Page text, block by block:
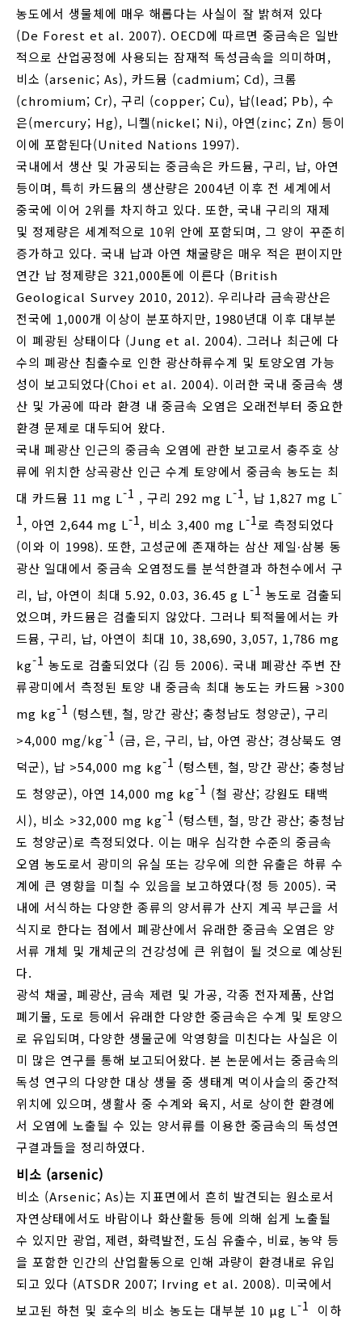
농도에서 생물체에 매우 해롭다는 사실이 잘 밝혀져 있다
(De Forest et al. 2007). OECD에 따르면 중금속은 일반
적으로 산업공정에 사용되는 잠재적 독성금속을 의미하며,
비소 (arsenic; As), 카드뮴 (cadmium; Cd), 크롬
(chromium; Cr), 구리 (copper; Cu), 납(lead; Pb), 수
은(mercury; Hg), 니켈(nickel; Ni), 아연(zinc; Zn) 등이
이에 포함된다(United Nations 1997).
국내에서 생산 및 가공되는 중금속은 카드뮴, 구리, 납, 아연
등이며, 특히 카드뮴의 생산량은 2004년 이후 전 세계에서
중국에 이어 2위를 차지하고 있다. 또한, 국내 구리의 재제
및 정제량은 세계적으로 10위 안에 포함되며, 그 양이 꾸준히
증가하고 있다. 국내 납과 아연 채굴량은 매우 적은 편이지만
연간 납 정제량은 321,000톤에 이른다 (British
Geological Survey 2010, 2012). 우리나라 금속광산은
전국에 1,000개 이상이 분포하지만, 1980년대 이후 대부분
이 폐광된 상태이다 (Jung et al. 2004). 그러나 최근에 다
수의 폐광산 침출수로 인한 광산하류수계 및 토양오염 가능
성이 보고되었다(Choi et al. 2004). 이러한 국내 중금속 생
산 및 가공에 따라 환경 내 중금속 오염은 오래전부터 중요한
환경 문제로 대두되어 왔다.
국내 폐광산 인근의 중금속 오염에 관한 보고로서 충주호 상
류에 위치한 상곡광산 인근 수계 토양에서 중금속 농도는 최
대 카드뮴 11 mg L-1 , 구리 292 mg L-1, 납 1,827 mg L-
1, 아연 2,644 mg L-1, 비소 3,400 mg L-1로 측정되었다
(이와 이 1998). 또한, 고성군에 존재하는 삼산 제일∙삼봉 동
광산 일대에서 중금속 오염정도를 분석한결과 하천수에서 구
리, 납, 아연이 최대 5.92, 0.03, 36.45 g L-1 농도로 검출되
었으며, 카드뮴은 검출되지 않았다. 그러나 퇴적물에서는 카
드뮴, 구리, 납, 아연이 최대 10, 38,690, 3,057, 1,786 mg
kg-1 농도로 검출되었다 (김 등 2006). 국내 폐광산 주변 잔
류광미에서 측정된 토양 내 중금속 최대 농도는 카드뮴 >300
mg kg-1 (텅스텐, 철, 망간 광산; 충청남도 청양군), 구리
>4,000 mg/kg-1 (금, 은, 구리, 납, 아연 광산; 경상북도 영
덕군), 납 >54,000 mg kg-1 (텅스텐, 철, 망간 광산; 충청남
도 청양군), 아연 14,000 mg kg-1 (철 광산; 강원도 태백
시), 비소 >32,000 mg kg-1 (텅스텐, 철, 망간 광산; 충청남
도 청양군)로 측정되었다. 이는 매우 심각한 수준의 중금속
오염 농도로서 광미의 유실 또는 강우에 의한 유출은 하류 수
계에 큰 영향을 미칠 수 있음을 보고하였다(정 등 2005). 국
내에 서식하는 다양한 종류의 양서류가 산지 계곡 부근을 서
식지로 한다는 점에서 폐광산에서 유래한 중금속 오염은 양
서류 개체 및 개체군의 건강성에 큰 위협이 될 것으로 예상된
다.
광석 채굴, 폐광산, 금속 제련 및 가공, 각종 전자제품, 산업
폐기물, 도로 등에서 유래한 다양한 중금속은 수계 및 토양으
로 유입되며, 다양한 생물군에 악영향을 미친다는 사실은 이
미 많은 연구를 통해 보고되어왔다. 본 논문에서는 중금속의
독성 연구의 다양한 대상 생물 중 생태계 먹이사슬의 중간적
위치에 있으며, 생활사 중 수계와 육지, 서로 상이한 환경에
서 오염에 노출될 수 있는 양서류를 이용한 중금속의 독성연
구결과들을 정리하였다.
비소 (arsenic)
비소 (Arsenic; As)는 지표면에서 흔히 발견되는 원소로서
자연상태에서도 바람이나 화산활동 등에 의해 쉽게 노출될
수 있지만 광업, 제련, 화력발전, 도심 유출수, 비료, 농약 등
을 포함한 인간의 산업활동으로 인해 과량이 환경내로 유입
되고 있다 (ATSDR 2007; Irving et al. 2008). 미국에서
보고된 하천 및 호수의 비소 농도는 대부분 10 μg L-1 이하